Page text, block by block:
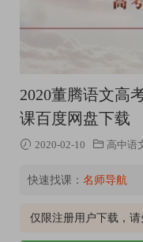
2020董腾语文高
课百度网盘下载
2020-02-10 高中语
快速找课： 名师导航
仅限注册用户下载，请